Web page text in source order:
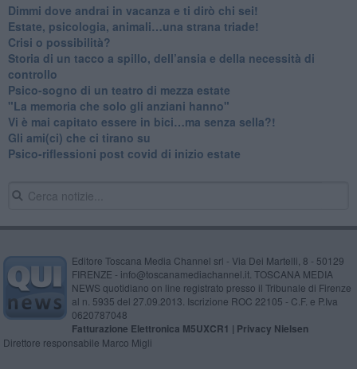
Dimmi dove andrai in vacanza e ti dirò chi sei!
​Estate, psicologia, animali…una strana triade!
​Crisi o possibilità?
​Storia di un tacco a spillo, dell’ansia e della necessità di
controllo
​Psico-sogno di un teatro di mezza estate
"La memoria che solo gli anziani hanno"
​Vi è mai capitato essere in bici…ma senza sella?!
​Gli ami(ci) che ci tirano su
Psico-riflessioni post covid di inizio estate
Editore Toscana Media Channel srl - Via Dei Martelli, 8 - 50129
FIRENZE - info@toscanamediachannel.it. TOSCANA MEDIA
NEWS quotidiano on line registrato presso il Tribunale di Firenze
al n. 5935 del 27.09.2013. Iscrizione ROC 22105 - C.F. e P.Iva
0620787048
Fatturazione Elettronica M5UXCR1 | Privacy Nielsen
Direttore responsabile Marco Migli